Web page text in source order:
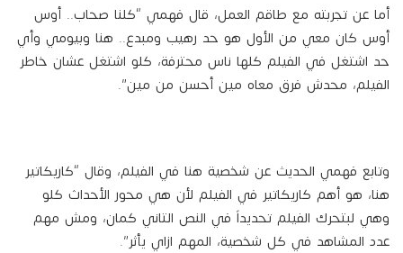
أما عن تجربته مع طاقم العمل، قال فهمي “كلنا صحاب.. أوس
أوس كان معي من الأول هو حد رهيب ومبدع.. هنا وبيومي وأي
حد اشتغل في الفيلم كلها ناس محترفة، كلو اشتغل عشان خاطر
الفيلم، محدش فرق معاه مين أحسن من مين”.
وتابع فهمي الحديث عن شخصية هنا في الفيلم، وقال “كاريكاتير
هنا، هو أهم كاريكاتير في الفيلم لأن هي محور الأحداث كلو
وهي لبتحرك الفيلم تحديداً في النص التاني كمان، ومش مهم
عدد المشاهد في كل شخصية، المهم ازاي يأثر”.